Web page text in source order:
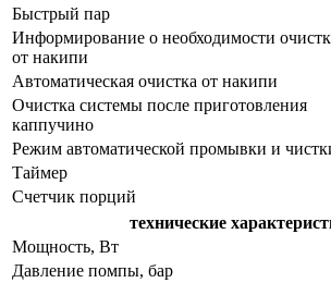
Быстрый пар
Информирование о необходимости
от накипи
Автоматическая очистка от накипи
Очистка системы после приготовления
каппучино
Режим автоматической промывки и
Таймер
Счетчик порций
технические
Мощность, Вт
Давление помпы, бар